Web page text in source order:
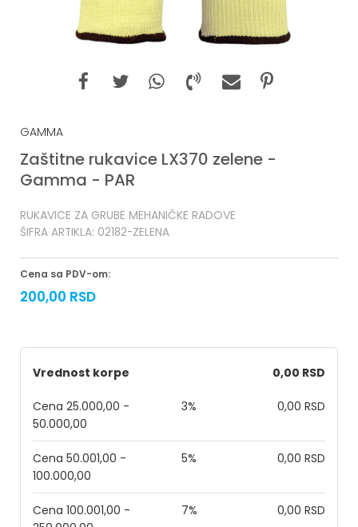
GAMMA
Zaštitne rukavice LX370 zelene -
Gamma - PAR
RUKAVICE ZA GRUBE MEHANIČKE RADOVE
ŠIFRA ARTIKLA: 02182-ZELENA
Cena sa PDV-om:
200,00 RSD
Vrednost korpe 0,00 RSD
Cena 25.000,00 -
50.000,00
3% 0,00 RSD
Cena 50.001,00 -
100.000,00
5% 0,00 RSD
Cena 100.001,00 -
7% 0,00 RSD